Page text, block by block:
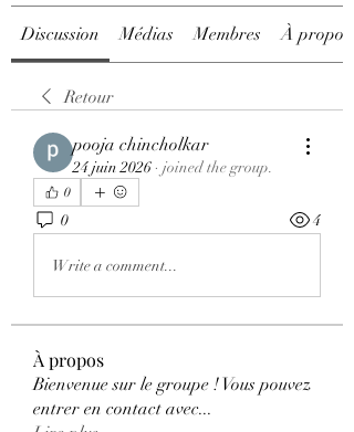
Discussion Médias Membres À propos
Retour
pooja chincholkar
24 juin 2026 · joined the group.
0
0 4
Write a comment...
À propos
Bienvenue sur le groupe ! Vous pouvez
entrer en contact avec...